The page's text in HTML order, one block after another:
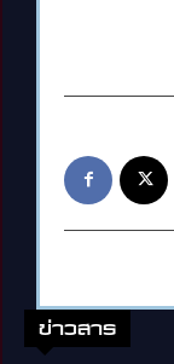
ข่าวสาร